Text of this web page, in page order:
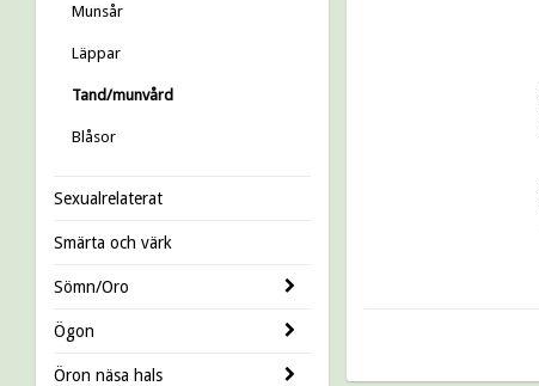
Munsår
Läppar
Tand/munvård
Blåsor
Sexualrelaterat
Smärta och värk
Sömn/Oro
Ögon
Öron näsa hals